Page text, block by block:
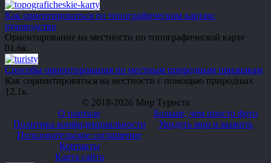
Как ориентироваться по топографическим картам:
руководство
Ориентирование на местности по топографической карте
01.6к.
Способы ориентирования по местным природным признакам
Как сориентироваться на местности с помощью природных
1 2.1к.
© 2018-2026 Мир Туриста
О портале
Политика конфиденциальности
Пользовательское соглашение
Контакты
Карта сайта
Больше, чем просто фото
Увидеть мир и выжить